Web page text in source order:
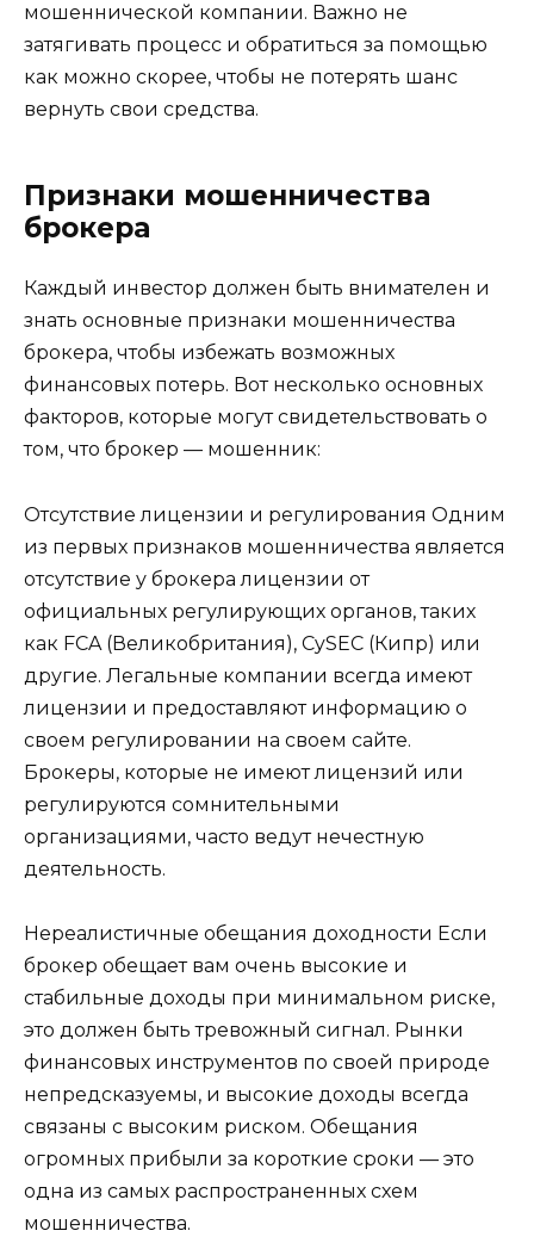
мошеннической компании. Важно не
затягивать процесс и обратиться за помощью
как можно скорее, чтобы не потерять шанс
вернуть свои средства.
Признаки мошенничества
брокера
Каждый инвестор должен быть внимателен и
знать основные признаки мошенничества
брокера, чтобы избежать возможных
финансовых потерь. Вот несколько основных
факторов, которые могут свидетельствовать о
том, что брокер — мошенник:
Отсутствие лицензии и регулирования Одним
из первых признаков мошенничества является
отсутствие у брокера лицензии от
официальных регулирующих органов, таких
как FCA (Великобритания), CySEC (Кипр) или
другие. Легальные компании всегда имеют
лицензии и предоставляют информацию о
своем регулировании на своем сайте.
Брокеры, которые не имеют лицензий или
регулируются сомнительными
организациями, часто ведут нечестную
деятельность.
Нереалистичные обещания доходности Если
брокер обещает вам очень высокие и
стабильные доходы при минимальном риске,
это должен быть тревожный сигнал. Рынки
финансовых инструментов по своей природе
непредсказуемы, и высокие доходы всегда
связаны с высоким риском. Обещания
огромных прибыли за короткие сроки — это
одна из самых распространенных схем
мошенничества.